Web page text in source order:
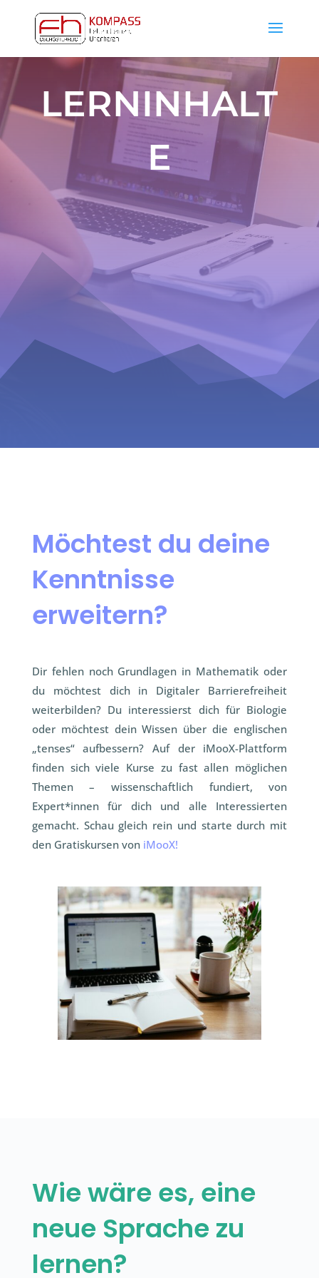
LERNINHALT
E
Möchtest du deine
Kenntnisse
erweitern?
Dir fehlen noch Grundlagen in Mathematik oder
du möchtest dich in Digitaler Barrierefreiheit
weiterbilden? Du interessierst dich für Biologie
oder möchtest dein Wissen über die englischen
„tenses“ aufbessern? Auf der iMooX-Plattform
finden sich viele Kurse zu fast allen möglichen
Themen – wissenschaftlich fundiert, von
Expert*innen für dich und alle Interessierten
gemacht. Schau gleich rein und starte durch mit
den Gratiskursen von iMooX!
Wie wäre es, eine
neue Sprache zu
lernen?